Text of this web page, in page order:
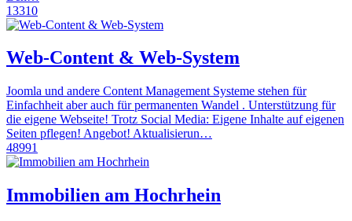
13310
Web-Content & Web-System
Joomla und andere Content Management Systeme stehen für
Einfachheit aber auch für permanenten Wandel . Unterstützung für
die eigene Webseite! Trotz Social Media: Eigene Inhalte auf eigenen
Seiten pflegen! Angebot! Aktualisierun…
48991
Immobilien am Hochrhein